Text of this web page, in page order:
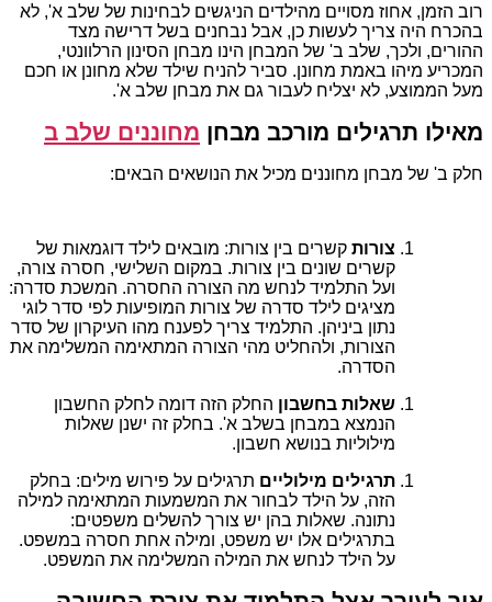
רוב הזמן, אחוז מסויים מהילדים הניגשים לבחינות של שלב א', לא
בהכרח היה צריך לעשות כן, אבל נבחנים בשל דרישה מצד
ההורים, ולכך, שלב ב' של המבחן הינו מבחן הסינון הרלוונטי,
המכריע מיהו באמת מחונן. סביר להניח שילד שלא מחונן או חכם
מעל הממוצע, לא יצליח לעבור גם את מבחן שלב א'.
מאילו תרגילים מורכב מבחן מחוננים שלב ב
חלק ב' של מבחן מחוננים מכיל את הנושאים הבאים:
צורות קשרים בין צורות: מובאים לילד דוגמאות של
קשרים שונים בין צורות. במקום השלישי, חסרה צורה,
ועל התלמיד לנחש מה הצורה החסרה. המשכת סדרה:
מציגים לילד סדרה של צורות המופיעות לפי סדר לוגי
נתון ביניהן. התלמיד צריך לפענח מהו העיקרון של סדר
הצורות, ולהחליט מהי הצורה המתאימה המשלימה את
הסדרה.
שאלות בחשבון החלק הזה דומה לחלק החשבון
הנמצא במבחן בשלב א'. בחלק זה ישנן שאלות
מילוליות בנושא חשבון.
תרגילים מילוליים תרגילים על פירוש מילים: בחלק
הזה, על הילד לבחור את המשמעות המתאימה למילה
נתונה. שאלות בהן יש צורך להשלים משפטים:
בתרגילים אלו יש משפט, ומילה אחת חסרה במשפט.
על הילד לנחש את המילה המשלימה את המשפט.